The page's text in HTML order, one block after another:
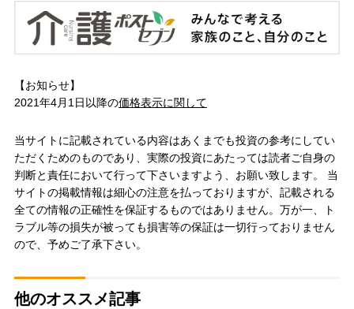
【お知らせ】
2021年4月1日以降の価格表示に関して
当サイトに記載されている内容はあくまでも投資の参考にしてい
ただくためのものであり、実際の投資にあたっては読者ご自身の
判断と責任において行って下さいますよう、お願い致します。 当
サイトの掲載情報は細心の注意を払っておりますが、記載される
全ての情報の正確性を保証するものではありません。万が一、ト
ラブル等の損失が被っても損害等の保証は一切行っておりません
ので、予めご了承下さい。
他のオススメ記事